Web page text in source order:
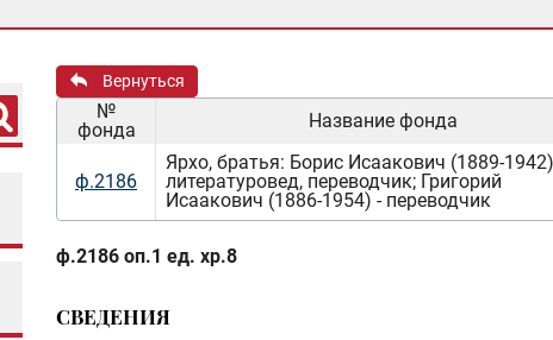
Вернуться
№
фонда
Название фонда
ф.2186
Ярхо, братья: Борис Исаакович (1889-
литературовед, переводчик; Григорий
Исаакович (1886-1954) - переводчик
ф.2186 оп.1 ед. хр.8
СВЕДЕНИЯ